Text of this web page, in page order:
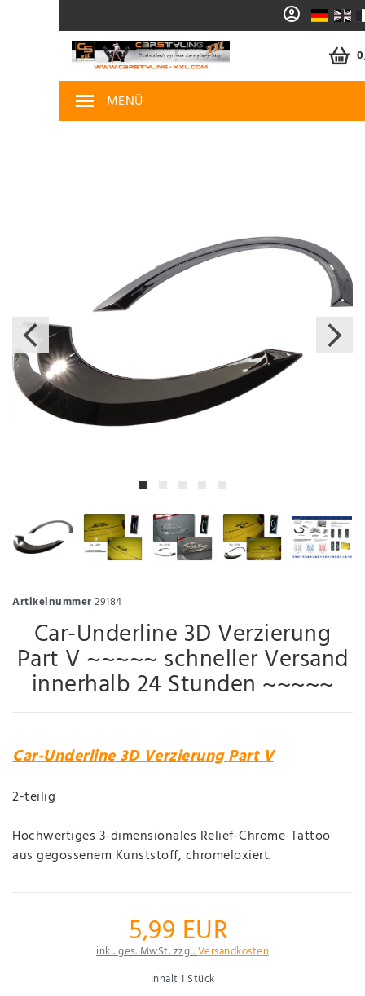
MENÜ
Artikelnummer29184
Car-Underline 3D Verzierung
Part V ~~~~~ schneller Versand
innerhalb 24 Stunden ~~~~~
Car-Underline 3D Verzierung Part V
2-teilig
Hochwertiges 3-dimensionales Relief-Chrome-Tattoo
aus gegossenem Kunststoff, chromeloxiert.
5,99 EUR
inkl. ges. MwSt. zzgl.Versandkosten
Inhalt1 Stück